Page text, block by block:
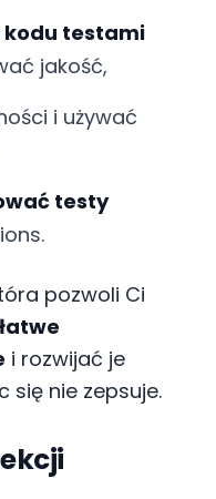
testami
jakość,
i używać
testy
pozwoli Ci
i rozwijać je
się nie zepsuje.